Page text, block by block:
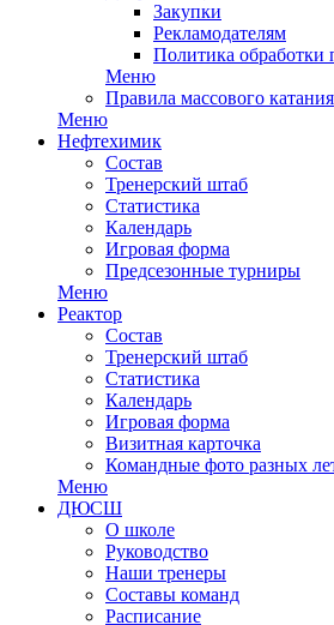
Закупки
Рекламодателям
Политика обработки
Меню
Правила массового катания
Меню
Нефтехимик
Состав
Тренерский штаб
Статистика
Календарь
Игровая форма
Предсезонные турниры
Меню
Реактор
Состав
Тренерский штаб
Статистика
Календарь
Игровая форма
Визитная карточка
Командные фото разных
Меню
ДЮСШ
О школе
Руководство
Наши тренеры
Составы команд
Расписание